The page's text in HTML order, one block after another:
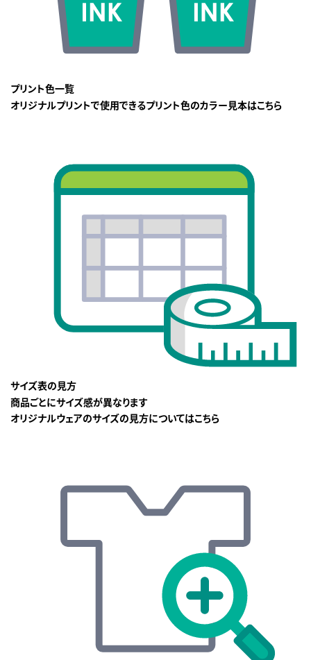
プリント色一覧
オリジナルプリントで使用できるプリント色のカラー見本はこちら
サイズ表の見方
商品ごとにサイズ感が異なります
オリジナルウェアのサイズの見方についてはこちら